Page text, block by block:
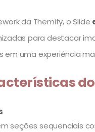
da Themify, o Slide
para destacar
em uma experiência
seções sequenciais